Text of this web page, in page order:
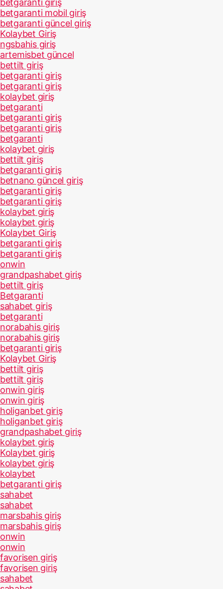
betgaranti mobil giriş
betgaranti güncel giriş
Kolaybet Giriş
ngsbahis giriş
artemisbet güncel
bettilt giriş
betgaranti giriş
betgaranti giriş
kolaybet giriş
betgaranti
betgaranti giriş
betgaranti giriş
betgaranti
kolaybet giriş
bettilt giriş
betgaranti giriş
betnano güncel giriş
betgaranti giriş
betgaranti giriş
kolaybet giriş
kolaybet giriş
Kolaybet Giriş
betgaranti giriş
betgaranti giriş
onwin
grandpashabet giriş
bettilt giriş
Betgaranti
sahabet giriş
betgaranti
norabahis giriş
norabahis giriş
betgaranti giriş
Kolaybet Giriş
bettilt giriş
bettilt giriş
onwin giriş
onwin giriş
holiganbet giriş
holiganbet giriş
grandpashabet giriş
kolaybet giriş
Kolaybet giriş
kolaybet giriş
kolaybet
betgaranti giriş
sahabet
sahabet
marsbahis giriş
marsbahis giriş
onwin
onwin
favorisen giriş
favorisen giriş
sahabet